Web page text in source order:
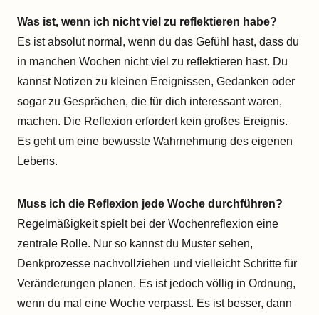
Was ist, wenn ich nicht viel zu reflektieren habe?
Es ist absolut normal, wenn du das Gefühl hast, dass du
in manchen Wochen nicht viel zu reflektieren hast. Du
kannst Notizen zu kleinen Ereignissen, Gedanken oder
sogar zu Gesprächen, die für dich interessant waren,
machen. Die Reflexion erfordert kein großes Ereignis.
Es geht um eine bewusste Wahrnehmung des eigenen
Lebens.
Muss ich die Reflexion jede Woche durchführen?
Regelmäßigkeit spielt bei der Wochenreflexion eine
zentrale Rolle. Nur so kannst du Muster sehen,
Denkprozesse nachvollziehen und vielleicht Schritte für
Veränderungen planen. Es ist jedoch völlig in Ordnung,
wenn du mal eine Woche verpasst. Es ist besser, dann